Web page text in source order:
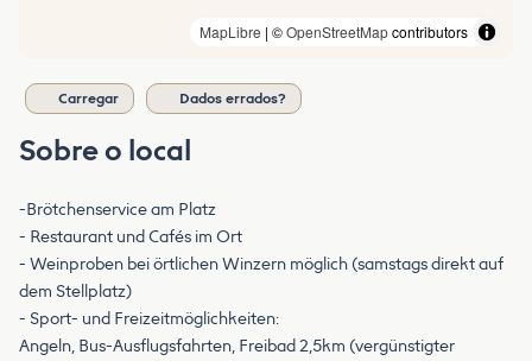
MapLibre | ©OpenStreetMapcontributors
Carregar Dados errados?
Sobre o local
-Brötchenservice am Platz
- Restaurant und Cafés im Ort
- Weinproben bei örtlichen Winzern möglich (samstags direkt auf
dem Stellplatz)
- Sport- und Freizeitmöglichkeiten:
Angeln, Bus-Ausflugsfahrten, Freibad 2,5km (vergünstigter